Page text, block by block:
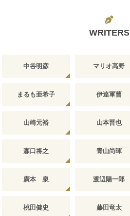
WRITERS
中谷明彦 マリオ高野
まるも亜希子 伊達軍曹
山崎元裕 山本晋也
森口将之 青山尚暉
廣本 泉 渡辺陽一郎
桃田健史 藤田竜太